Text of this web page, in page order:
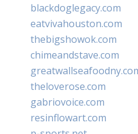
blackdoglegacy.com
eatvivahouston.com
thebigshowok.com
chimeandstave.com
theloverose.com
gabriovoice.com
resinflowart.com